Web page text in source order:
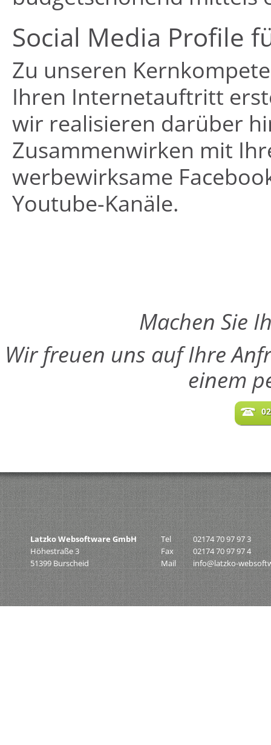
Social Media Profile
Zu unseren
Ihren Internetauftritt
wir realisieren darüber
Zusammenwirken mit
werbewirksame
Youtube-Kanäle.
Machen Sie
Wir freuen uns auf Ihre
einem
Latzko Websoftware GmbH
Höhestraße 3
51399 Burscheid
Tel
02174 70 97 97 3
Fax
02174 70 97 97 4
Mail
info@latzko-